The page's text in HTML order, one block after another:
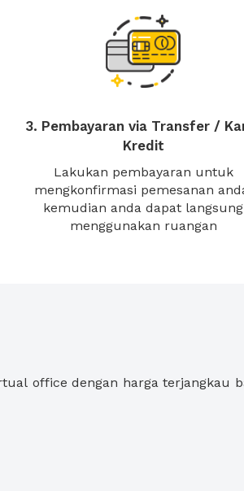
3. Pembayaran via Transfer /
Kredit
Lakukan pembayaran untuk
mengkonfirmasi pemesanan
kemudian anda dapat langsung
menggunakan ruangan